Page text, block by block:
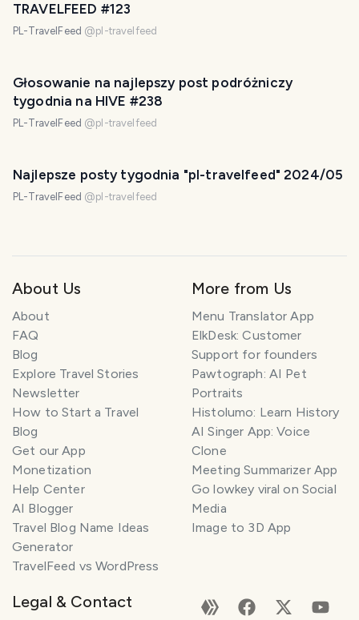
TRAVELFEED #123
PL-TravelFeed @pl-travelfeed
Głosowanie na najlepszy post podróżniczy
tygodnia na HIVE #238
PL-TravelFeed @pl-travelfeed
Najlepsze posty tygodnia "pl-travelfeed" 2024/05
PL-TravelFeed @pl-travelfeed
About Us
About
FAQ
Blog
Explore Travel Stories
Newsletter
How to Start a Travel
Blog
Get our App
Monetization
Help Center
AI Blogger
Travel Blog Name Ideas
Generator
TravelFeed vs WordPress
More from Us
Menu Translator App
ElkDesk: Customer
Support for founders
Pawtograph: AI Pet
Portraits
Histolumo: Learn History
AI Singer App: Voice
Clone
Meeting Summarizer App
Go lowkey viral on Social
Media
Image to 3D App
Legal & Contact